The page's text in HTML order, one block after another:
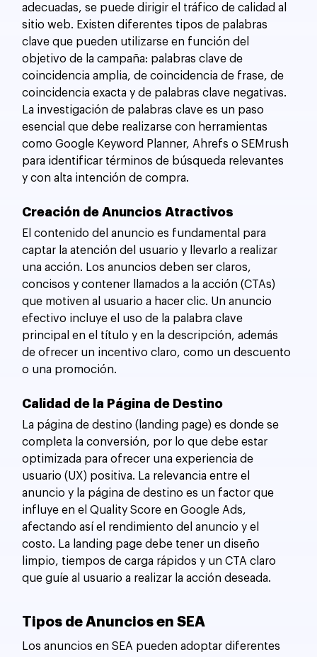
adecuadas, se puede dirigir el tráfico de calidad al
sitio web. Existen diferentes tipos de palabras
clave que pueden utilizarse en función del
objetivo de la campaña: palabras clave de
coincidencia amplia, de coincidencia de frase, de
coincidencia exacta y de palabras clave negativas.
La investigación de palabras clave es un paso
esencial que debe realizarse con herramientas
como Google Keyword Planner, Ahrefs o SEMrush
para identificar términos de búsqueda relevantes
y con alta intención de compra.
Creación de Anuncios Atractivos
El contenido del anuncio es fundamental para
captar la atención del usuario y llevarlo a realizar
una acción. Los anuncios deben ser claros,
concisos y contener llamados a la acción (CTAs)
que motiven al usuario a hacer clic. Un anuncio
efectivo incluye el uso de la palabra clave
principal en el título y en la descripción, además
de ofrecer un incentivo claro, como un descuento
o una promoción.
Calidad de la Página de Destino
La página de destino (landing page) es donde se
completa la conversión, por lo que debe estar
optimizada para ofrecer una experiencia de
usuario (UX) positiva. La relevancia entre el
anuncio y la página de destino es un factor que
influye en el Quality Score en Google Ads,
afectando así el rendimiento del anuncio y el
costo. La landing page debe tener un diseño
limpio, tiempos de carga rápidos y un CTA claro
que guíe al usuario a realizar la acción deseada.
Tipos de Anuncios en SEA
Los anuncios en SEA pueden adoptar diferentes